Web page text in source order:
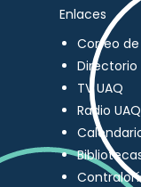
Enlaces
Correo
Directorio
TV UAQ
Radio UAQ